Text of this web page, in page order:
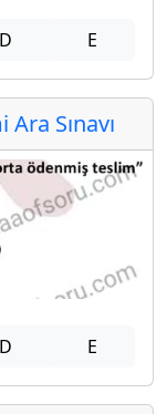
D E
Sınavı
D E